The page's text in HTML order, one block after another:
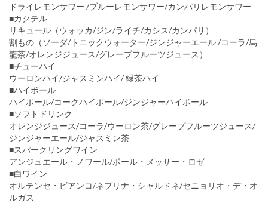
ドライレモンサワー /ブルーレモンサワー/カンパリレモンサワー
■カクテル
リキュール（ウォッカ/ジン/ライチ/カシス/カンパリ）
割もの（ソーダ/トニックウォーター/ジンジャーエール /コーラ/烏
龍茶/オレンジジュース/グレープフルーツジュース）
■チューハイ
ウーロンハイ/ジャスミンハイ/ 緑茶ハイ
■ハイボール
ハイボール/コークハイボール/ジンジャーハイボール
■ソフトドリンク
オレンジジュース/コーラ/ウーロン茶/グレープフルーツジュース/
ジンジャーエール/ジャスミン茶
■スパークリングワイン
アンジュエール・ノワール/ポール・メッサー・ロゼ
■白ワイン
オルテンセ・ビアンコ/ネブリナ・シャルドネ/セニョリオ・デ・オ
ルガス